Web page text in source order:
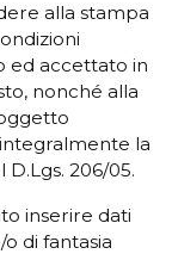
alla stampa
ed accettato in
nonché alla
la
206/05.
inserire dati
di fantasia